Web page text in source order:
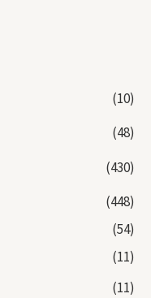
(10)
(48)
(430)
(448)
(54)
(11)
(11)